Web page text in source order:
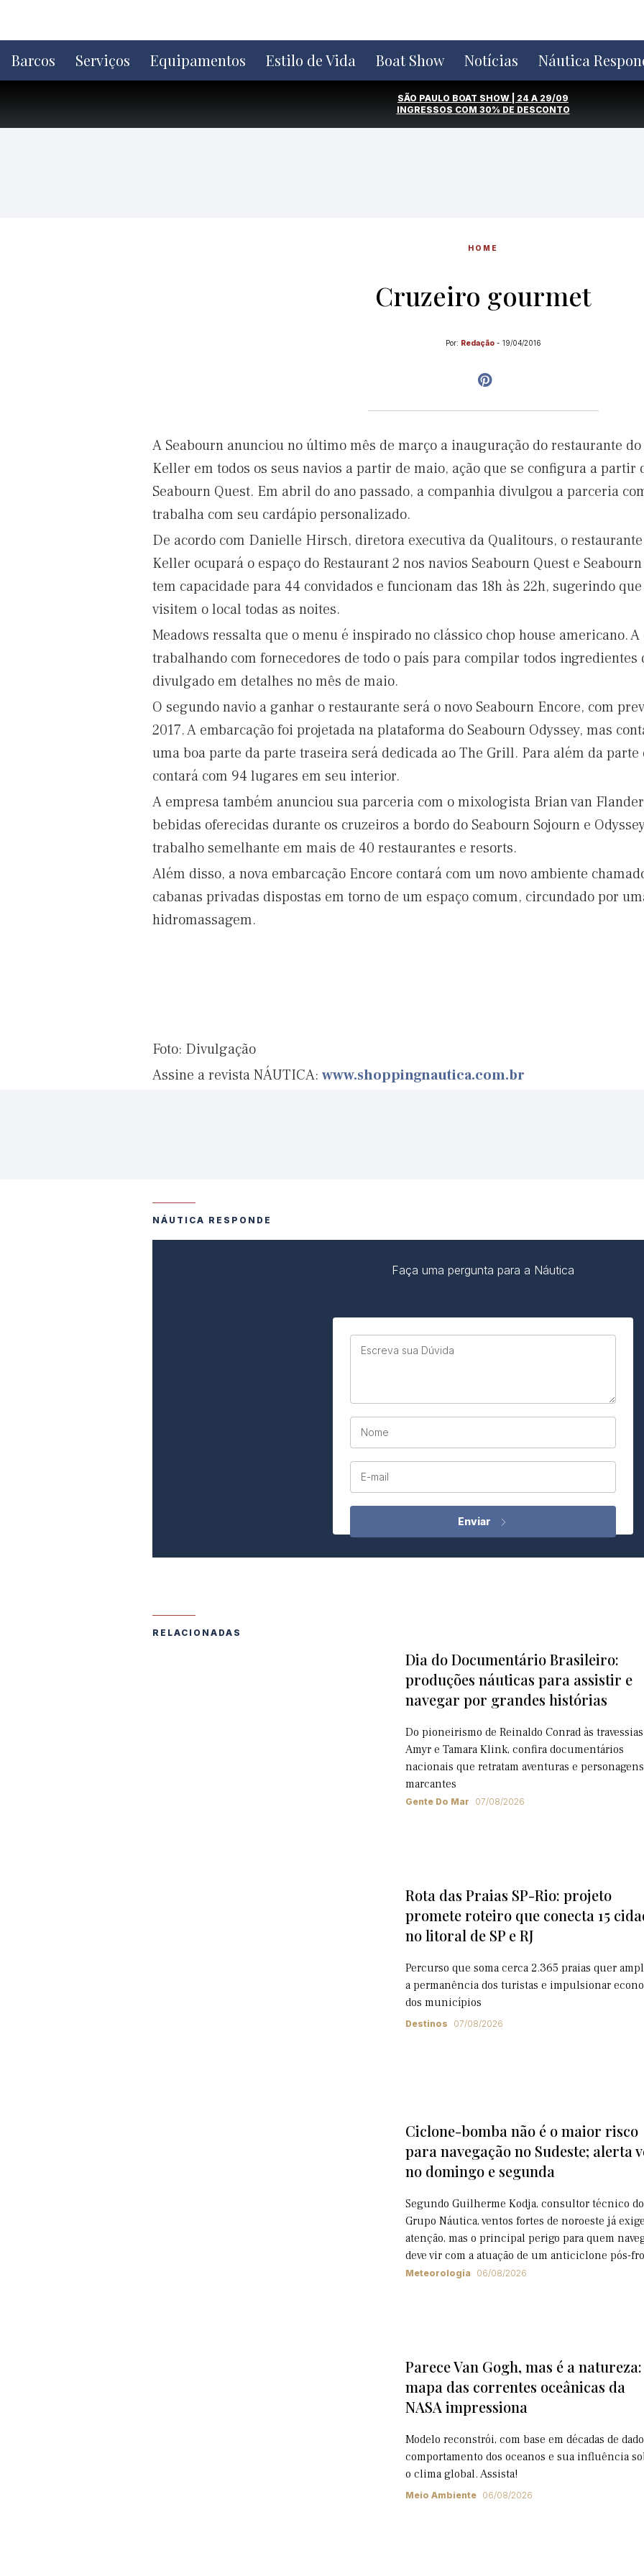
o
conteúdo
Barcos Serviços Equipamentos Estilo de Vida Boat Show Notícias Náutica
SÃO PAULO BOAT SHOW | 24 A 29/09
INGRESSOS COM 30% DE DESCONTO
HOME
Cruzeiro gourmet
Por: Redação - 19/04/2016
A Seabourn anunciou no último mês de março a inauguração do restaurante
Keller em todos os seus navios a partir de maio, ação que se configura a partir
Seabourn Quest. Em abril do ano passado, a companhia divulgou a parceria
trabalha com seu cardápio personalizado.
De acordo com Danielle Hirsch, diretora executiva da Qualitours, o
Keller ocupará o espaço do Restaurant 2 nos navios Seabourn Quest e
tem capacidade para 44 convidados e funcionam das 18h às 22h, sugerindo
visitem o local todas as noites.
Meadows ressalta que o menu é inspirado no clássico chop house americano.
trabalhando com fornecedores de todo o país para compilar todos ingredientes
divulgado em detalhes no mês de maio.
O segundo navio a ganhar o restaurante será o novo Seabourn Encore, com
2017. A embarcação foi projetada na plataforma do Seabourn Odyssey, mas
uma boa parte da parte traseira será dedicada ao The Grill. Para além da parte
contará com 94 lugares em seu interior.
A empresa também anunciou sua parceria com o mixologista Brian van
bebidas oferecidas durante os cruzeiros a bordo do Seabourn Sojourn e
trabalho semelhante em mais de 40 restaurantes e resorts.
Além disso, a nova embarcação Encore contará com um novo ambiente
cabanas privadas dispostas em torno de um espaço comum, circundado por
hidromassagem.
Foto: Divulgação
Assine a revista NÁUTICA: www.shoppingnautica.com.br
NÁUTICA RESPONDE
Faça uma pergunta para a Náutica
Escreva sua Dúvida
Nome
E-mail
RELACIONADAS
Dia do Documentário Brasileiro:
produções náuticas para assistir e
navegar por grandes histórias
Do pioneirismo de Reinaldo Conrad às
Amyr e Tamara Klink, confira documentários
nacionais que retratam aventuras e personagens
marcantes
Gente Do Mar 07/08/2026
Rota das Praias SP-Rio: projeto
promete roteiro que conecta 15
no litoral de SP e RJ
Percurso que soma cerca 2.365 praias quer
a permanência dos turistas e impulsionar
dos municípios
Destinos 07/08/2026
Ciclone-bomba não é o maior risco
para navegação no Sudeste; alerta
no domingo e segunda
Segundo Guilherme Kodja, consultor técnico do
Grupo Náutica, ventos fortes de noroeste já
atenção, mas o principal perigo para quem
deve vir com a atuação de um anticiclone pós-
Meteorologia 06/08/2026
Parece Van Gogh, mas é a natureza:
mapa das correntes oceânicas da
NASA impressiona
Modelo reconstrói, com base em décadas de
comportamento dos oceanos e sua influência
o clima global. Assista!
Meio Ambiente 06/08/2026